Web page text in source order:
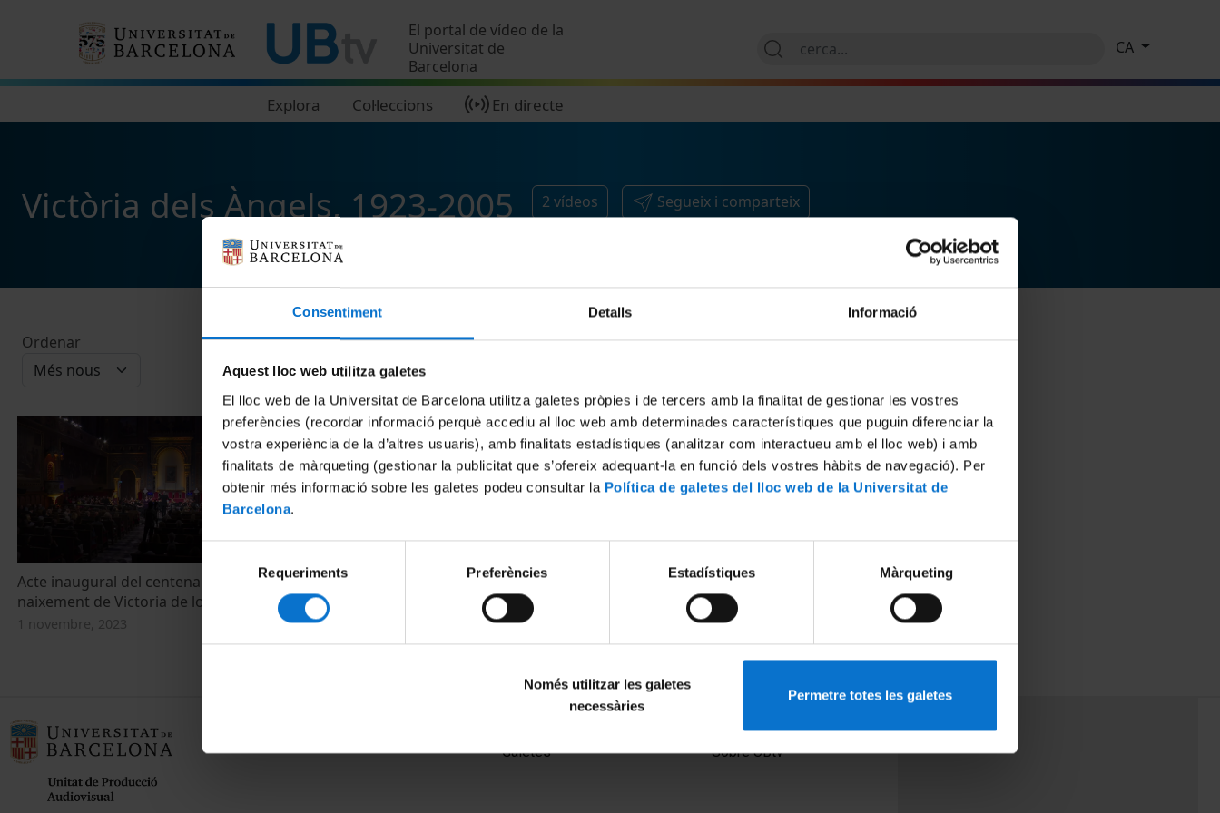
Consentiment Detalls Informació
Aquest lloc web utilitza galetes
El lloc web de la Universitat de Barcelona utilitza galetes pròpies i de tercers amb la finalitat de gestionar les vostres
preferències (recordar informació perquè accediu al lloc web amb determinades característiques que puguin diferenciar la
vostra experiència de la d’altres usuaris), amb finalitats estadístiques (analitzar com interactueu amb el lloc web) i amb
finalitats de màrqueting (gestionar la publicitat que s’ofereix adequant-la en funció dels vostres hàbits de navegació). Per
obtenir més informació sobre les galetes podeu consultar la Política de galetes del lloc web de la Universitat de
Barcelona.
consentiment
Requeriments Preferències Estadístiques Màrqueting
Només utilitzar les galetes
necessàries
Permetre totes les galetes
El portal de vídeo de la
Universitat de
Barcelona
Explora Col·leccions En directe
CA
Victòria dels Àngels, 1923-2005 2 vídeos Segueix i comparteix
Ordenar
Acte inaugural del centenari del
naixement de Victoria de los Ángeles
1 novembre, 2023
Conferència: Victoria de los Ángeles. Els
anys de formació (1923-1948) - Ateneu UB
14 desembre, 2021
Galetes
Sobre UBtv